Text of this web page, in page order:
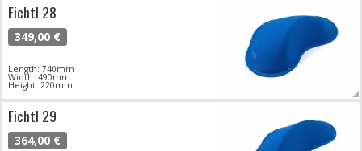
Fichtl 28
349,00 €
Length: 740mm
Width: 490mm
Height: 220mm
Fichtl 29
364,00 €